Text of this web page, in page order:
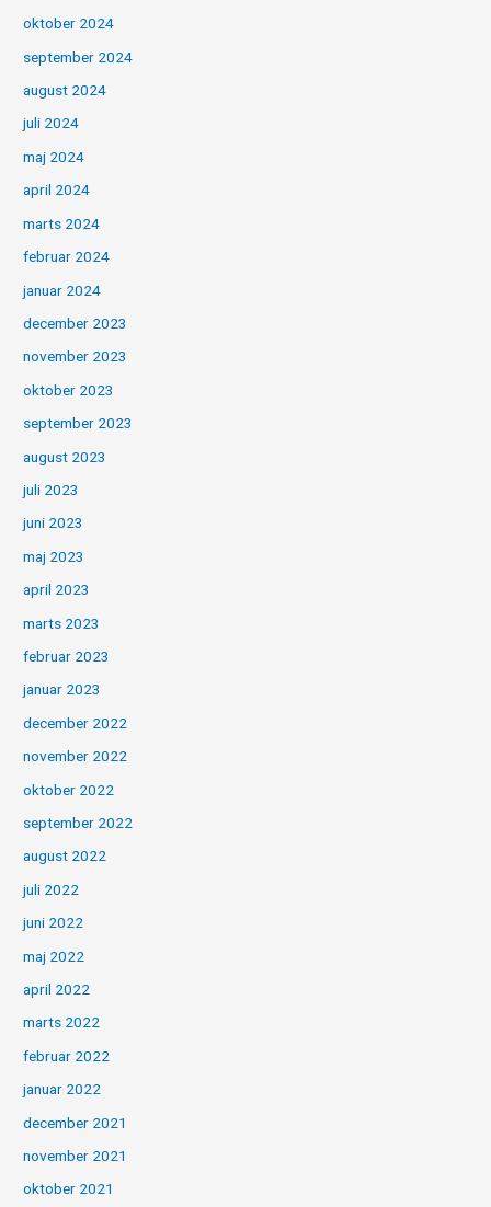
oktober 2024
september 2024
august 2024
juli 2024
maj 2024
april 2024
marts 2024
februar 2024
januar 2024
december 2023
november 2023
oktober 2023
september 2023
august 2023
juli 2023
juni 2023
maj 2023
april 2023
marts 2023
februar 2023
januar 2023
december 2022
november 2022
oktober 2022
september 2022
august 2022
juli 2022
juni 2022
maj 2022
april 2022
marts 2022
februar 2022
januar 2022
december 2021
november 2021
oktober 2021